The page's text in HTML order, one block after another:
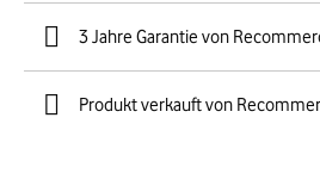
3 Jahre Garantie von
Produkt verkauft von